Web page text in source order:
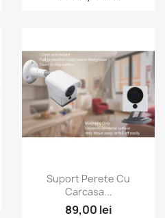
Vizualizare rapida
Suport Perete Cu
Carcasa...
89,00 lei